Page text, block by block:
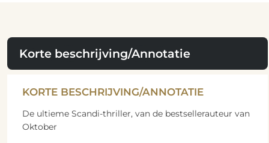
Korte beschrijving/Annotatie
KORTE BESCHRIJVING/ANNOTATIE
De ultieme Scandi-thriller, van de bestsellerauteur van
Oktober